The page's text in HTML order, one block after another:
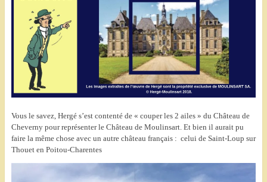
Vous le savez, Hergé s’est contenté de « couper les 2 ailes » du Château de
Cheverny pour représenter le Château de Moulinsart. Et bien il aurait pu
faire la même chose avec un autre château français : celui de Saint-Loup sur
Thouet en Poitou-Charentes